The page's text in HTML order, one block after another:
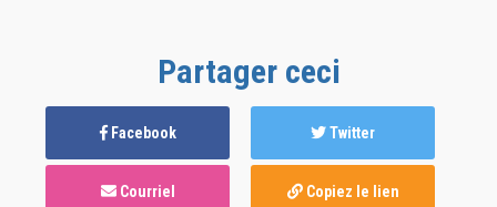
Partager ceci
Facebook Twitter
Courriel Copiez le lien